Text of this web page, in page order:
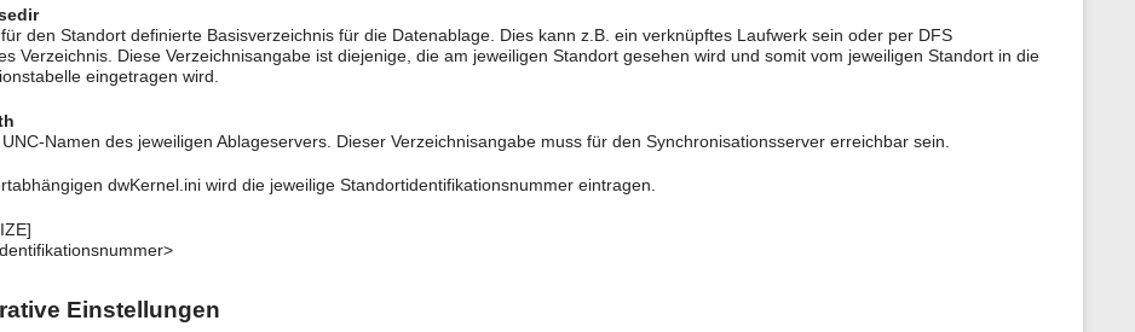
den Standort definierte Basisverzeichnis für die Datenablage. Dies kann z.B. ein verknüpftes Laufwerk sein oder per DFS
Verzeichnis. Diese Verzeichnisangabe ist diejenige, die am jeweiligen Standort gesehen wird und somit vom jeweiligen Standort in die
eingetragen wird.
Namen des jeweiligen Ablageservers. Dieser Verzeichnisangabe muss für den Synchronisationsserver erreichbar sein.
dwKernel.ini wird die jeweilige Standortidentifikationsnummer eintragen.
Einstellungen